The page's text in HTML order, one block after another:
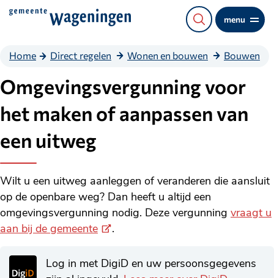
Direct
content
menu
Home Direct regelen Wonen en bouwen Bouwen
Omgevingsvergunning voor
het maken of aanpassen van
een uitweg
Wilt u een uitweg aanleggen of veranderen die aansluit
op de openbare weg? Dan heeft u altijd een
omgevingsvergunning nodig. Deze vergunning vraagt u
aan bij de gemeente(Externe
.
Log in met DigiD en uw persoonsgegevens